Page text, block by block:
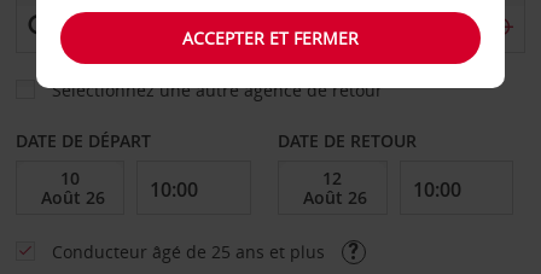
Sélectionnez une autre agence de retour
DATE DE DÉPART DATE DE RETOUR
Conducteur âgé de 25 ans et plus
ACCEPTER ET FERMER